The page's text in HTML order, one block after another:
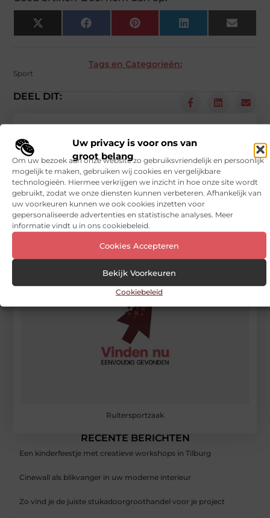
Uw privacy is voor ons van
groot belang
Om uw bezoek aan onze website zo gebruiksvriendelijk en persoonlijk
mogelijk te maken, gebruiken wij cookies en vergelijkbare
technologieën. Hiermee verkrijgen we inzicht in hoe onze site wordt
gebruikt, zodat we onze diensten kunnen verbeteren. Afhankelijk van
uw voorkeuren kunnen we ook cookies inzetten voor
gepersonaliseerde advertenties en statistische analyses. Meer
informatie vindt u in ons cookiebeleid.
Cookies Accepteren
Bekijk Voorkeuren
Cookiebeleid
X
(Twitter)
Facebook Pinterest LinkedIn Email
Tags en Categorieën:
Sport
DEEL DIT:
Ruitersportzaak
RECENTE BERICHTEN
Een kinderfeestje met creatieve workshops in Tilburg
Cinewall als blikvanger in uw moderne interieur
Zo vind je de juiste stukadoorgroothandel voor je project
met bloggen op
Vinden nu
Stuur ons een bericht
Registreer hier